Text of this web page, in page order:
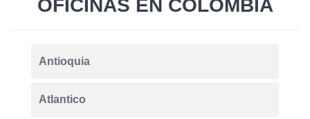
OFICINAS EN COLOMBIA
Antioquia
Atlantico